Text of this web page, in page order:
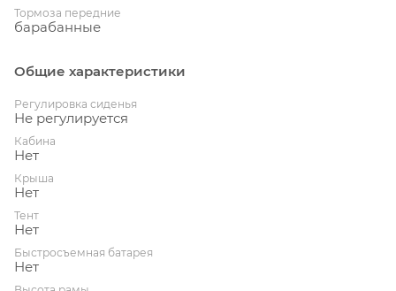
Тормоза передние
барабанные
Общие характеристики
Регулировка сиденья
Не регулируется
Кабина
Нет
Крыша
Нет
Тент
Нет
Быстросъемная батарея
Нет